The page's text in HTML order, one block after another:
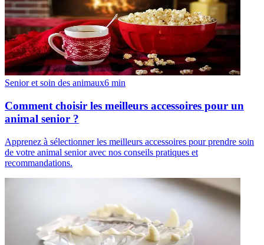
Senior et soin des animaux6 min
Comment choisir les meilleurs accessoires pour un
animal senior ?
Apprenez à sélectionner les meilleurs accessoires pour prendre soin
de votre animal senior avec nos conseils pratiques et
recommandations.